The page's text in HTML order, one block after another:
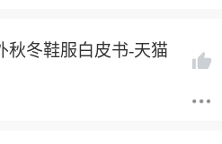
秋冬鞋服白皮书-天猫